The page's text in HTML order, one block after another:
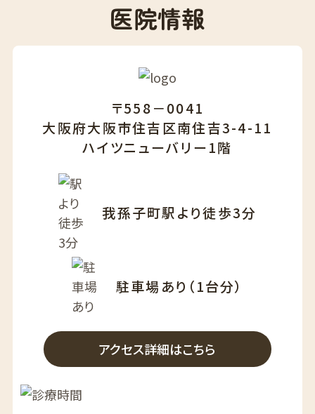
医院情報
〒558－0041
大阪府大阪市住吉区南住吉3-4-11
ハイツニューバリー1階
我孫子町駅より徒歩3分
駐車場あり（1台分）
アクセス詳細はこちら